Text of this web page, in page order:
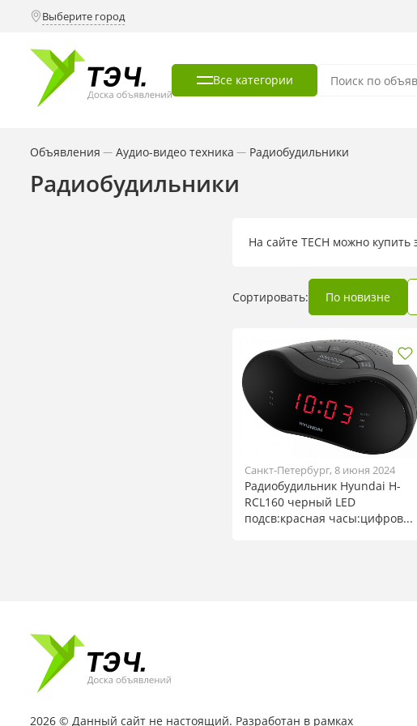
Выберите город
Все категории
Объявления — Аудио-видео техника — Радиобудильники
Радиобудильники
На сайте TECH можно
Сортировать: По новизне
Санкт-Петербург, 8 июня 2024
Радиобудильник Hyundai H-
RCL160 черный LED
подсв:красная часы:цифров...
2026 © Данный сайт не настоящий. Разработан в рамках